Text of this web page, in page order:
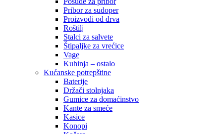
Pribor za sudoper
Proizvodi od drva
Roštilj
Stalci za salvete
Štipaljke za vrećice
Vage
Kuhinja – ostalo
Kućanske potrepštine
Baterije
Držači stolnjaka
Gumice za domaćinstvo
Kante za smeće
Kasice
Konopi